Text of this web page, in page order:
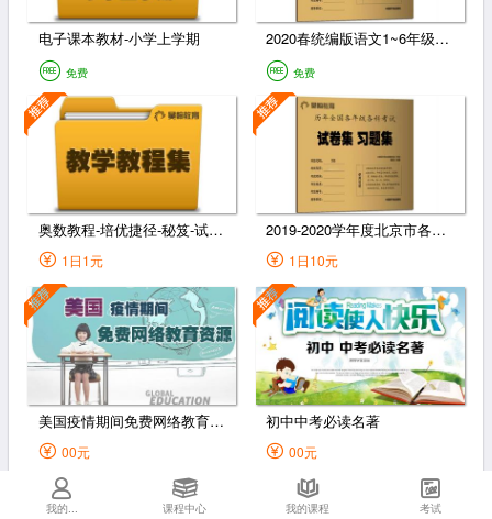
电子课本教材-小学上学期
免费
2020春统编版语文1~6年级下册课课练（含答案）
免费
奥数教程-培优捷径-秘笈-试题（1-6年级）
1日1元
2019-2020学年度北京市各区1-6年级第一学期期末试卷
1日10元
美国疫情期间免费网络教育资源
00元
初中中考必读名著
00元
我的... 课程中心 我的课程 考试